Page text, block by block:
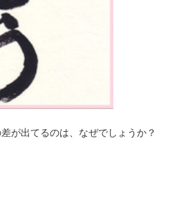
が出てるのは、なぜでしょうか？